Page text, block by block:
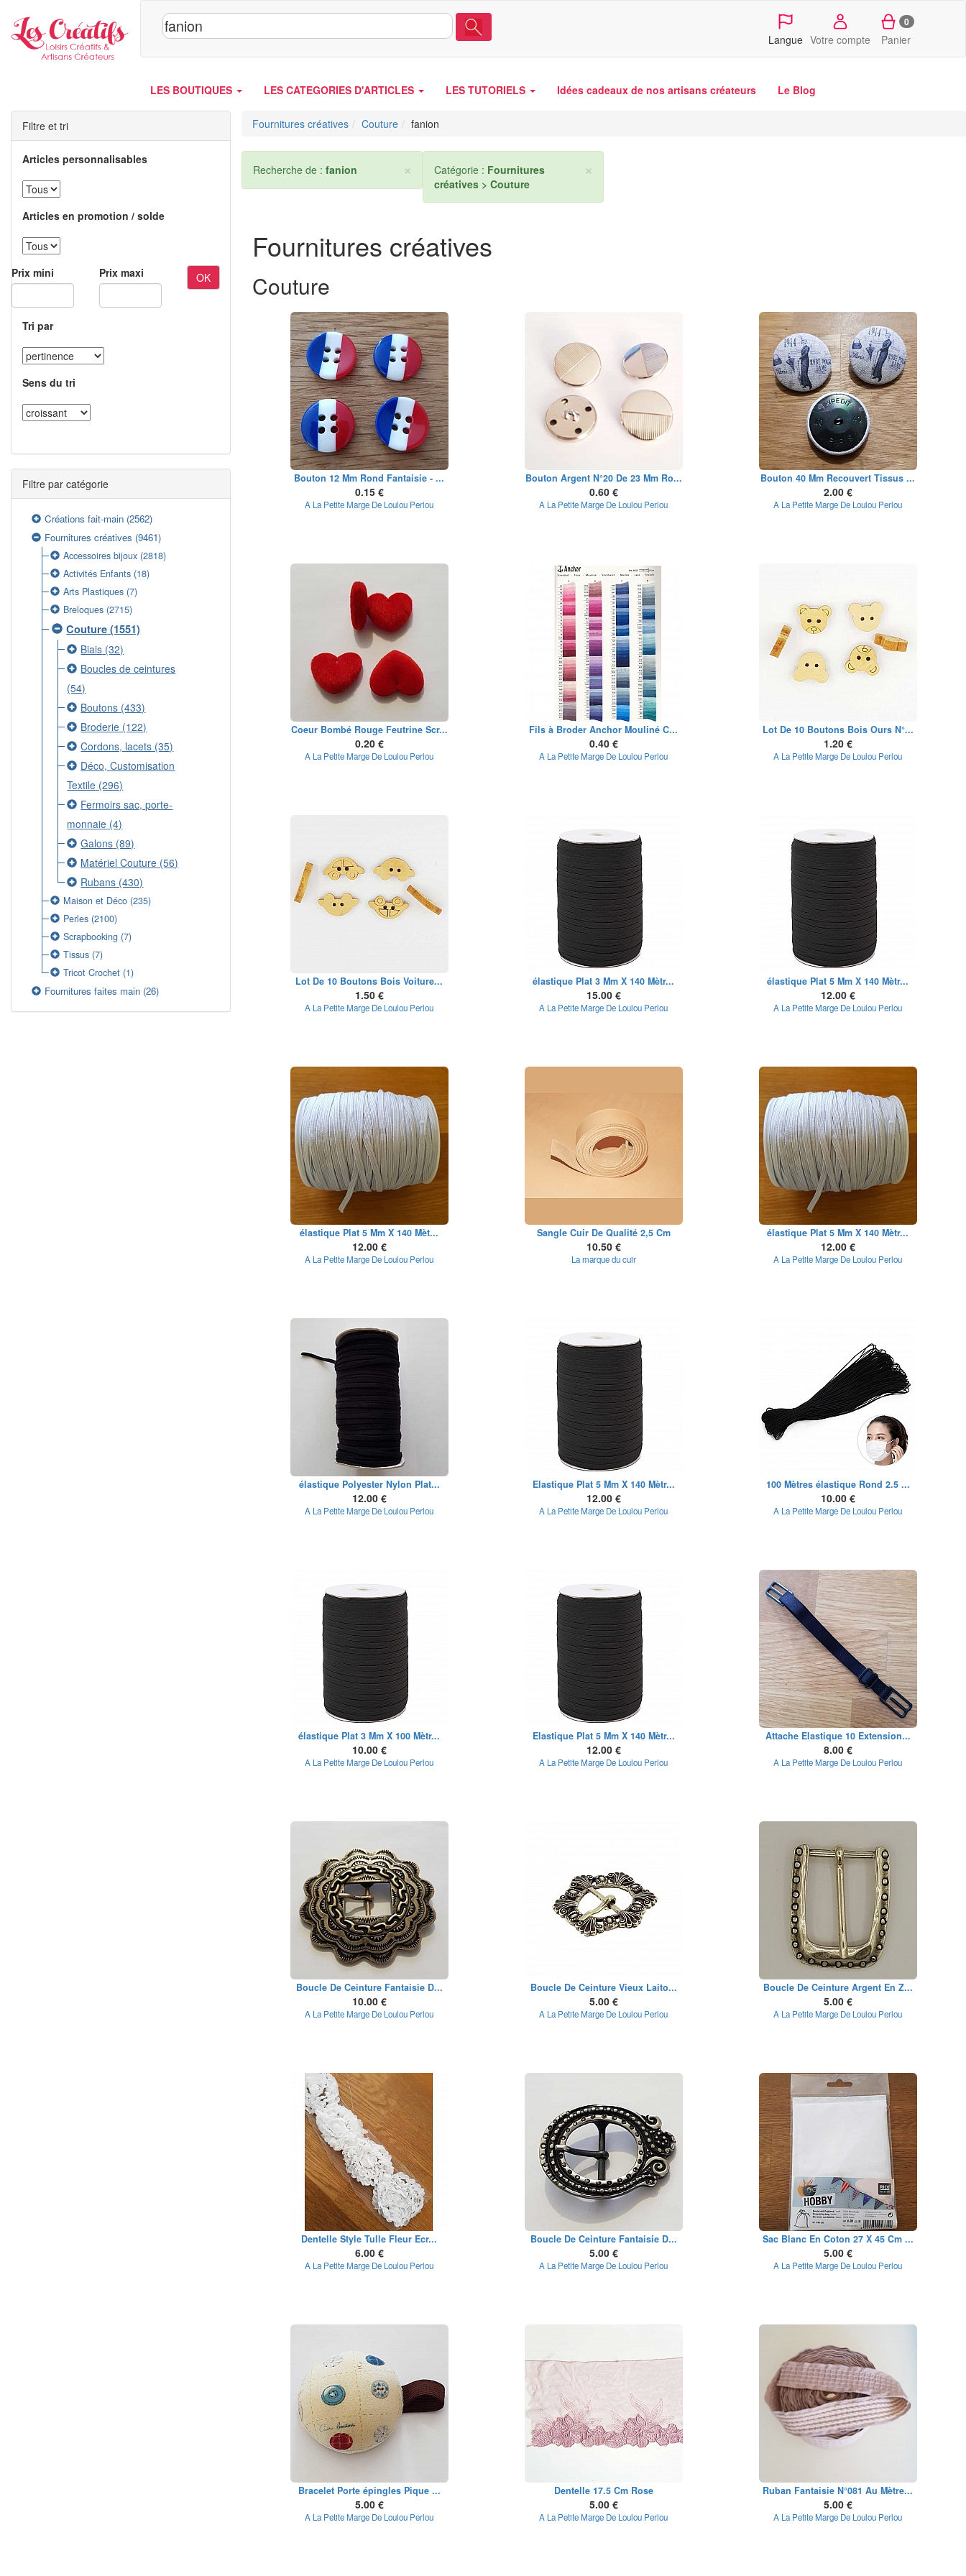
Langue Votre compte
0
Panier
LES BOUTIQUES LES CATEGORIES D'ARTICLES LES TUTORIELS Idées cadeaux de nos artisans créateurs Le Blog
Filtre et tri
Articles personnalisables
Articles en promotion / solde
Prix mini Prix maxi OK
Tri par
Sens du tri
Filtre par catégorie
Créations fait-main (2562)
Fournitures créatives (9461)
Accessoires bijoux (2818)
Activités Enfants (18)
Arts Plastiques (7)
Breloques (2715)
Couture (1551)
Biais (32)
Boucles de ceintures
(54)
Boutons (433)
Broderie (122)
Cordons, lacets (35)
Déco, Customisation
Textile (296)
Fermoirs sac, porte-
monnaie (4)
Galons (89)
Matériel Couture (56)
Rubans (430)
Maison et Déco (235)
Perles (2100)
Scrapbooking (7)
Tissus (7)
Tricot Crochet (1)
Fournitures faites main (26)
Fournitures créatives Couture fanion
×
Recherche de : fanion ×
Catégorie : Fournitures
créatives > Couture
Fournitures créatives
Couture
Bouton 12 Mm Rond Fantaisie - ...
0.15 €
A La Petite Marge De Loulou Perlou
Bouton Argent N°20 De 23 Mm Ro...
0.60 €
A La Petite Marge De Loulou Perlou
Bouton 40 Mm Recouvert Tissus ...
2.00 €
A La Petite Marge De Loulou Perlou
Coeur Bombé Rouge Feutrine Scr...
0.20 €
A La Petite Marge De Loulou Perlou
Fils à Broder Anchor Mouliné C...
0.40 €
A La Petite Marge De Loulou Perlou
Lot De 10 Boutons Bois Ours N°...
1.20 €
A La Petite Marge De Loulou Perlou
Lot De 10 Boutons Bois Voiture...
1.50 €
A La Petite Marge De Loulou Perlou
élastique Plat 3 Mm X 140 Mètr...
15.00 €
A La Petite Marge De Loulou Perlou
élastique Plat 5 Mm X 140 Mètr...
12.00 €
A La Petite Marge De Loulou Perlou
élastique Plat 5 Mm X 140 Mèt...
12.00 €
A La Petite Marge De Loulou Perlou
Sangle Cuir De Qualité 2,5 Cm
10.50 €
La marque du cuir
élastique Plat 5 Mm X 140 Mètr...
12.00 €
A La Petite Marge De Loulou Perlou
élastique Polyester Nylon Plat...
12.00 €
A La Petite Marge De Loulou Perlou
Elastique Plat 5 Mm X 140 Mètr...
12.00 €
A La Petite Marge De Loulou Perlou
100 Mètres élastique Rond 2.5 ...
10.00 €
A La Petite Marge De Loulou Perlou
élastique Plat 3 Mm X 100 Mètr...
10.00 €
A La Petite Marge De Loulou Perlou
Elastique Plat 5 Mm X 140 Mètr...
12.00 €
A La Petite Marge De Loulou Perlou
Attache Elastique 10 Extension...
8.00 €
A La Petite Marge De Loulou Perlou
Boucle De Ceinture Fantaisie D...
10.00 €
A La Petite Marge De Loulou Perlou
Boucle De Ceinture Vieux Laito...
5.00 €
A La Petite Marge De Loulou Perlou
Boucle De Ceinture Argent En Z...
5.00 €
A La Petite Marge De Loulou Perlou
Dentelle Style Tulle Fleur Ecr...
6.00 €
A La Petite Marge De Loulou Perlou
Boucle De Ceinture Fantaisie D...
5.00 €
A La Petite Marge De Loulou Perlou
Sac Blanc En Coton 27 X 45 Cm ...
5.00 €
A La Petite Marge De Loulou Perlou
Bracelet Porte épingles Pique ...
5.00 €
A La Petite Marge De Loulou Perlou
Dentelle 17.5 Cm Rose
5.00 €
A La Petite Marge De Loulou Perlou
Ruban Fantaisie N°081 Au Mètre...
5.00 €
A La Petite Marge De Loulou Perlou